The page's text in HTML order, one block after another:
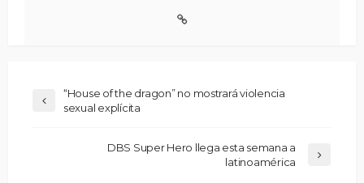
“House of the dragon” no mostrará violencia
sexual explícita
DBS Super Hero llega esta semana a
latinoamérica